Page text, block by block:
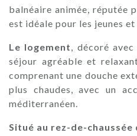
balnéaire animée, réputée
est idéale pour les jeunes
Le logement, décoré
séjour agréable et
comprenant une douche
plus chaudes, avec un
méditerranéen.
Situé au rez-de-